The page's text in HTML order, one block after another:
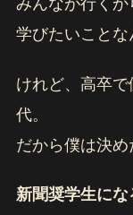
みんなが行くか
学びたいことな
けれど、高卒で
代。
だから僕は決め
新聞奨学生にな